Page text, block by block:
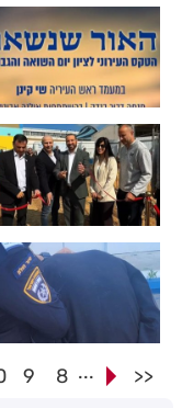
<<
...
8
9